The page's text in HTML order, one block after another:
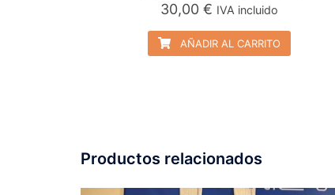
30,00 € IVA incluido
AÑADIR AL CARRITO
Productos relacionados